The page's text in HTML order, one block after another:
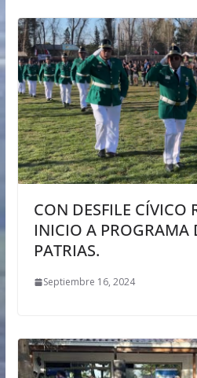
CON DESFILE
INICIO A PROGRAMA
PATRIAS.
Septiembre 16, 2024